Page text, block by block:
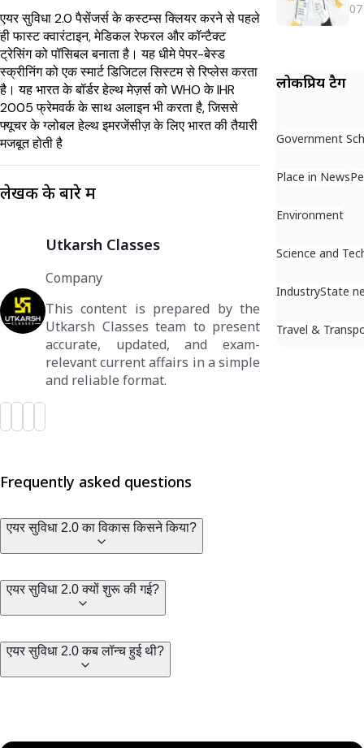
एयर सुविधा 2.0 पैसेंजर्स के कस्टम्स क्लियर करने से पहले
ही फास्ट क्वारंटाइन, मेडिकल रेफरल और कॉन्टैक्ट
ट्रेसिंग को पॉसिबल बनाता है। यह धीमे पेपर-बेस्ड
स्क्रीनिंग को एक स्मार्ट डिजिटल सिस्टम से रिप्लेस करता
है। यह भारत के बॉर्डर हेल्थ मेज़र्स को WHO के IHR
2005 फ्रेमवर्क के साथ अलाइन भी करता है, जिससे
फ्यूचर के ग्लोबल हेल्थ इमरजेंसीज़ के लिए भारत की तैयारी
मजबूत होती है
लेखक के बारे में
Utkarsh Classes
Company
This content is prepared by the
Utkarsh Classes team to present
accurate, updated, and exam-
relevant current affairs in a simple
and reliable format.
लोकप्रिय टैग
Government
Place in News
Environment
Science and
IndustryState
Travel &
Frequently asked questions
एयर सुविधा 2.0 का विकास किसने किया?
एयर सुविधा 2.0 क्यों शुरू की गई?
एयर सुविधा 2.0 कब लॉन्च हुई थी?